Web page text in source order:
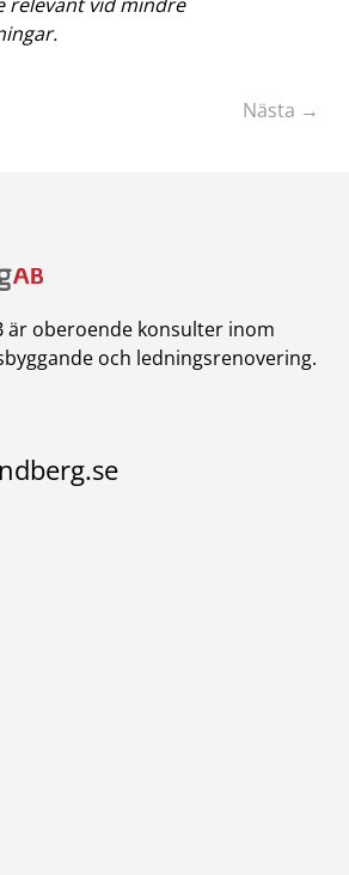
relevant vid mindre
Nästa →
är oberoende konsulter inom
och ledningsrenovering.